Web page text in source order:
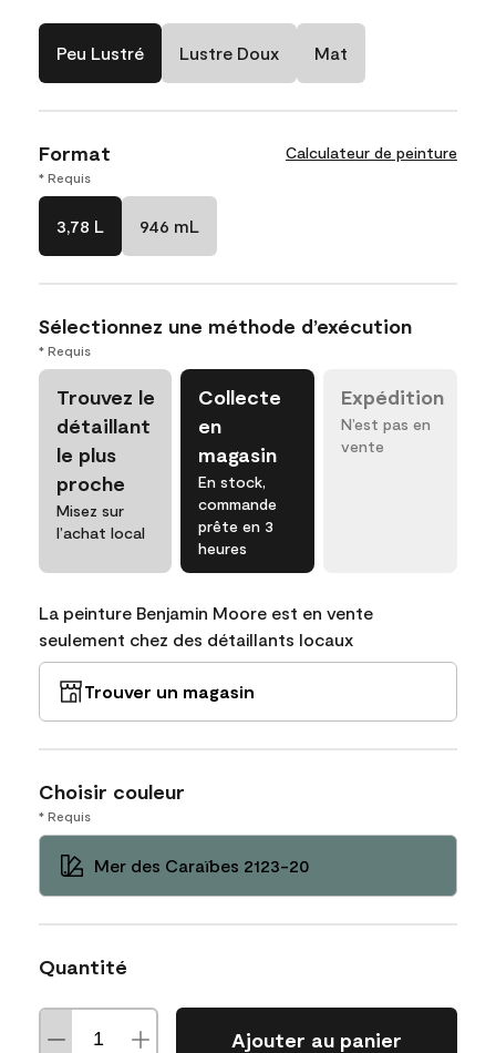
Peu Lustré Lustre Doux Mat
Format Calculateur de peinture
* Requis
3,78 L 946 mL
Sélectionnez une méthode d’exécution
* Requis
Trouvez le
détaillant
le plus
proche
Misez sur
l’achat local
Collecte
en
magasin
En stock,
commande
prête en 3
heures
Expédition
N’est pas en
vente
La peinture Benjamin Moore est en vente
seulement chez des détaillants locaux
Trouver un magasin
Choisir couleur
* Requis
Mer des Caraïbes 2123-20
Quantité
Ajouter au panier